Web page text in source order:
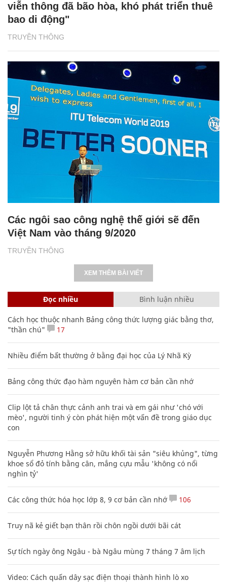
TRUYỀN THÔNG
viễn thông đã bão hòa, khó phát triển thuê
bao di động"
TRUYỀN THÔNG
Các ngôi sao công nghệ thế giới sẽ đến
Việt Nam vào tháng 9/2020
XEM THÊM BÀI VIẾT
Đọc nhiều Bình luận nhiều
Cách học thuộc nhanh Bảng công thức lượng giác bằng thơ,
"thần chú"
17
Nhiều điểm bất thường ở bằng đại học của Lý Nhã Kỳ
Bảng công thức đạo hàm nguyên hàm cơ bản cần nhớ
Clip lột tả chân thực cảnh anh trai và em gái như 'chó với
mèo', người tinh ý còn phát hiện một vấn đề trong giáo dục
con
Nguyễn Phương Hằng sở hữu khối tài sản "siêu khủng", từng
khoe sổ đỏ tính bằng cân, mắng cựu mẫu 'không có nổi
nghìn tỷ'
Các công thức hóa học lớp 8, 9 cơ bản cần nhớ 106
Truy nã kẻ giết bạn thân rồi chôn ngồi dưới bãi cát
Sự tích ngày ông Ngâu - bà Ngâu mùng 7 tháng 7 âm lịch
Video: Cách quấn dây sạc điện thoại thành hình lò xo